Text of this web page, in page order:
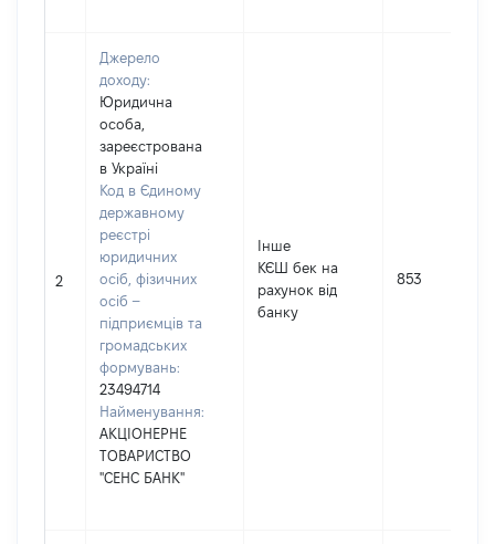
2
Джерело
доходу:
Юридична
особа,
зареєстрована
в Україні
Код в Єдиному
державному
реєстрі
юридичних
осіб, фізичних
осіб –
підприємців та
громадських
формувань:
23494714
Найменування:
АКЦІОНЕРНЕ
ТОВАРИСТВО
"СЕНС БАНК"
Інше
КЄШ бек на
рахунок від
банку
853